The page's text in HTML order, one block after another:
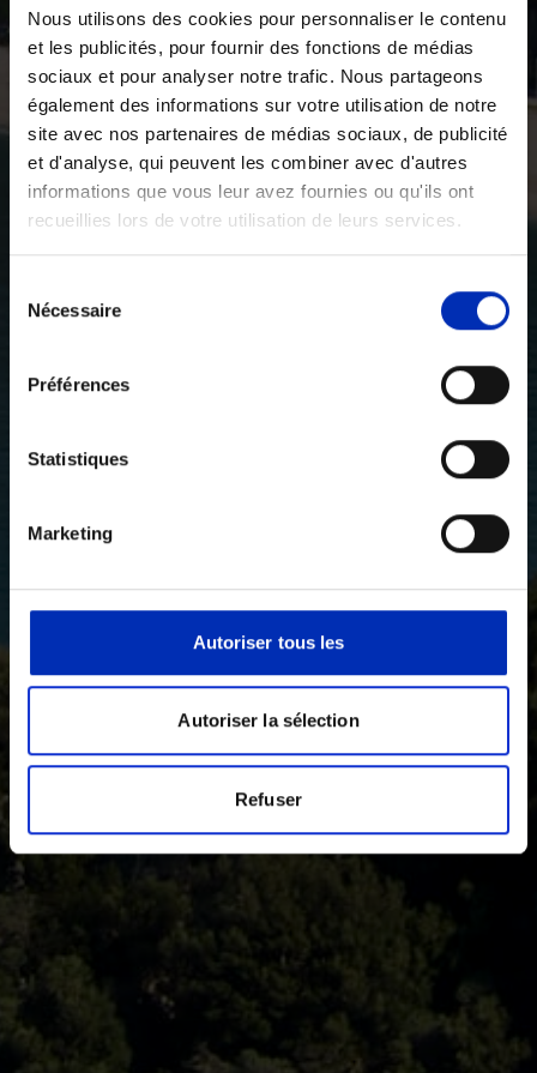
Nous utilisons des cookies pour personnaliser le contenu
et les publicités, pour fournir des fonctions de médias
sociaux et pour analyser notre trafic. Nous partageons
également des informations sur votre utilisation de notre
site avec nos partenaires de médias sociaux, de publicité
et d'analyse, qui peuvent les combiner avec d'autres
informations que vous leur avez fournies ou qu'ils ont
recueillies lors de votre utilisation de leurs services.
desNécessaire
Préférences
Statistiques
Marketing
Autoriser tous les
Autoriser la sélection
Refuser